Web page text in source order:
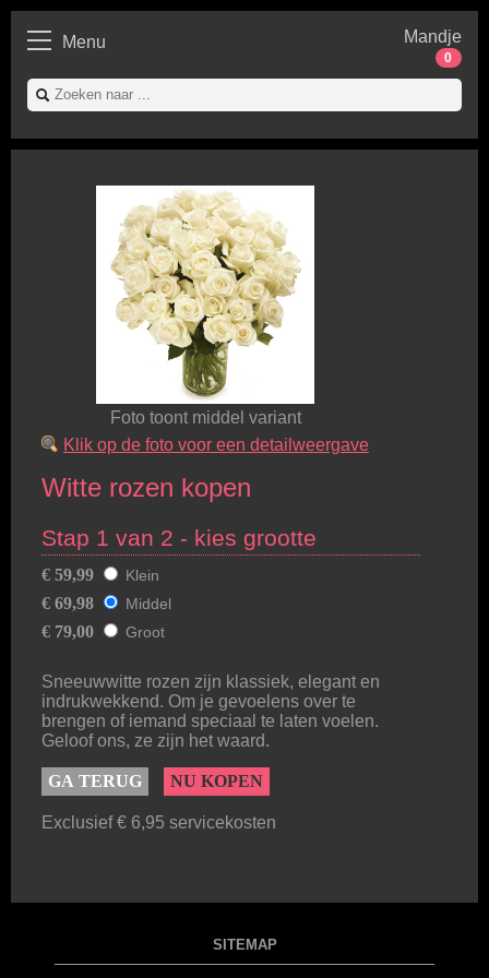
Menu Mandje
0
Foto toont middel variant
Klik op de foto voor een detailweergave
Witte rozen kopen
Stap 1 van 2 - kies grootte
€ 59,99 Klein
€ 69,98 Middel
€ 79,00 Groot
Sneeuwwitte rozen zijn klassiek, elegant en
indrukwekkend. Om je gevoelens over te
brengen of iemand speciaal te laten voelen.
Geloof ons, ze zijn het waard.
GA TERUG NU KOPEN
Exclusief € 6,95 servicekosten
SITEMAP